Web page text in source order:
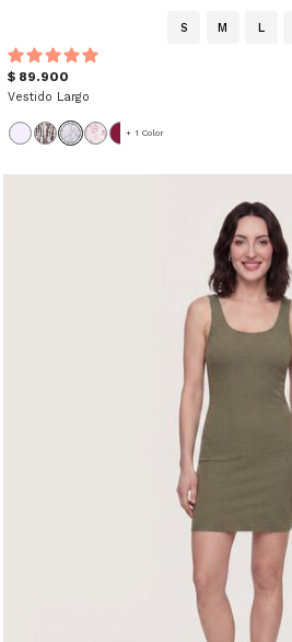
S M L
$ 89.900
Vestido Largo
+ 1 Color